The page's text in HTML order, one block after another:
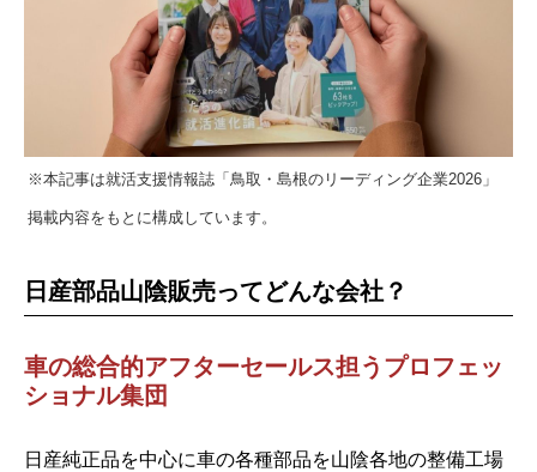
※本記事は就活支援情報誌「鳥取・島根のリーディング企業2026」
掲載内容をもとに構成しています。
日産部品山陰販売ってどんな会社？
車の総合的アフターセールス担うプロフェッ
ショナル集団
日産純正品を中心に車の各種部品を山陰各地の整備工場